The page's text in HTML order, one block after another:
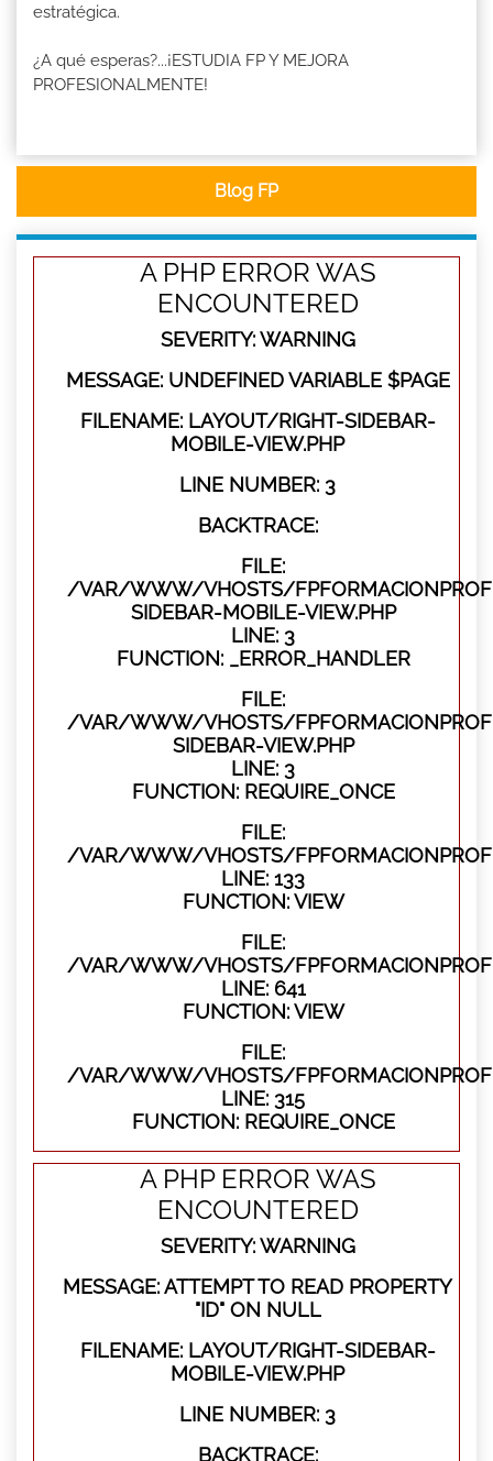
estratégica.
¿A qué esperas?...¡ESTUDIA FP Y MEJORA
PROFESIONALMENTE!
Blog FP
A PHP ERROR WAS
ENCOUNTERED
SEVERITY: WARNING
MESSAGE: UNDEFINED VARIABLE $PAGE
FILENAME: LAYOUT/RIGHT-SIDEBAR-
MOBILE-VIEW.PHP
LINE NUMBER: 3
BACKTRACE:
FILE:
/VAR/WWW/VHOSTS/
SIDEBAR-MOBILE-VIEW.PHP
LINE: 3
FUNCTION: _ERROR_HANDLER
FILE:
/VAR/WWW/VHOSTS/
SIDEBAR-VIEW.PHP
LINE: 3
FUNCTION: REQUIRE_ONCE
FILE:
/VAR/WWW/VHOSTS/
LINE: 133
FUNCTION: VIEW
FILE:
/VAR/WWW/VHOSTS/
LINE: 641
FUNCTION: VIEW
FILE:
/VAR/WWW/VHOSTS/
LINE: 315
FUNCTION: REQUIRE_ONCE
A PHP ERROR WAS
ENCOUNTERED
SEVERITY: WARNING
MESSAGE: ATTEMPT TO READ PROPERTY
"ID" ON NULL
FILENAME: LAYOUT/RIGHT-SIDEBAR-
MOBILE-VIEW.PHP
LINE NUMBER: 3
BACKTRACE: